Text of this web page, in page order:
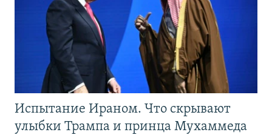
Испытание Ираном. Что скрывают
улыбки Трампа и принца Мухаммеда